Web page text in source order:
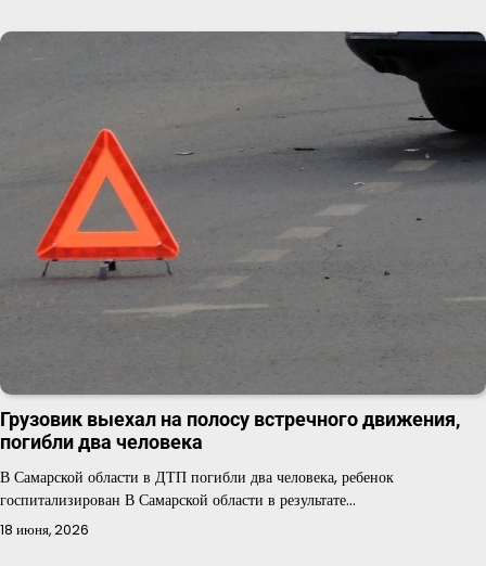
Грузовик выехал на полосу встречного движения,
погибли два человека
В Самарской области в ДТП погибли два человека, ребенок
госпитализирован В Самарской области в результате…
18 июня, 2026